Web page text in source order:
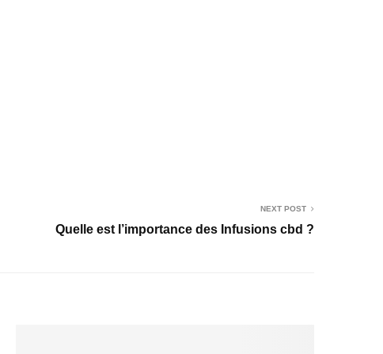
NEXT POST
Quelle est l’importance des Infusions cbd ?